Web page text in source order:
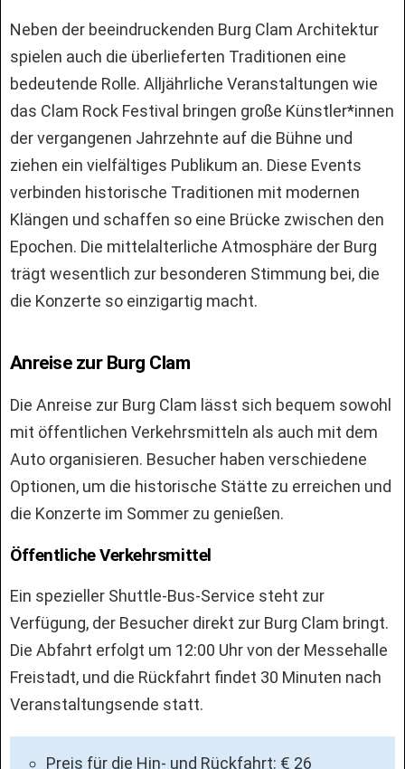
Neben der beeindruckenden Burg Clam Architektur
spielen auch die überlieferten Traditionen eine
bedeutende Rolle. Alljährliche Veranstaltungen wie
das Clam Rock Festival bringen große Künstler*innen
der vergangenen Jahrzehnte auf die Bühne und
ziehen ein vielfältiges Publikum an. Diese Events
verbinden historische Traditionen mit modernen
Klängen und schaffen so eine Brücke zwischen den
Epochen. Die mittelalterliche Atmosphäre der Burg
trägt wesentlich zur besonderen Stimmung bei, die
die Konzerte so einzigartig macht.
Anreise zur Burg Clam
Die Anreise zur Burg Clam lässt sich bequem sowohl
mit öffentlichen Verkehrsmitteln als auch mit dem
Auto organisieren. Besucher haben verschiedene
Optionen, um die historische Stätte zu erreichen und
die Konzerte im Sommer zu genießen.
Öffentliche Verkehrsmittel
Ein spezieller Shuttle-Bus-Service steht zur
Verfügung, der Besucher direkt zur Burg Clam bringt.
Die Abfahrt erfolgt um 12:00 Uhr von der Messehalle
Freistadt, und die Rückfahrt findet 30 Minuten nach
Veranstaltungsende statt.
Preis für die Hin- und Rückfahrt: € 26